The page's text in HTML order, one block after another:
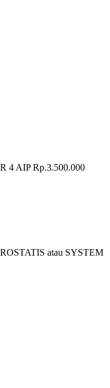
4 AIP Rp.3.500.000
atau SYSTEM